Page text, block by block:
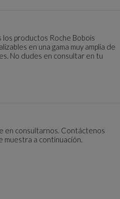
los productos Roche Bobois
en una gama muy amplia de
No dudes en consultar en tu
en consultarnos. Contáctenos
muestra a continuación.